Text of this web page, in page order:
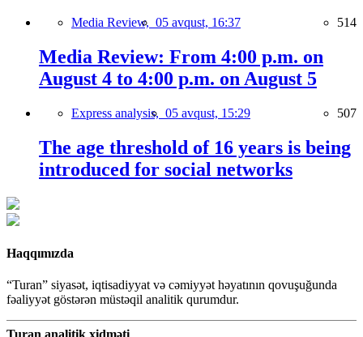
Media Review, 05 avqust, 16:37 514
Media Review: From 4:00 p.m. on
August 4 to 4:00 p.m. on August 5
Express analysis, 05 avqust, 15:29 507
The age threshold of 16 years is being
introduced for social networks
Haqqımızda
“Turan” siyasət, iqtisadiyyat və cəmiyyət həyatının qovuşuğunda
fəaliyyət göstərən müstəqil analitik qurumdur.